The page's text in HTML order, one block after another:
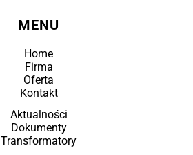
MENU
Home
Firma
Oferta
Kontakt
Aktualności
Dokumenty
Transformatory